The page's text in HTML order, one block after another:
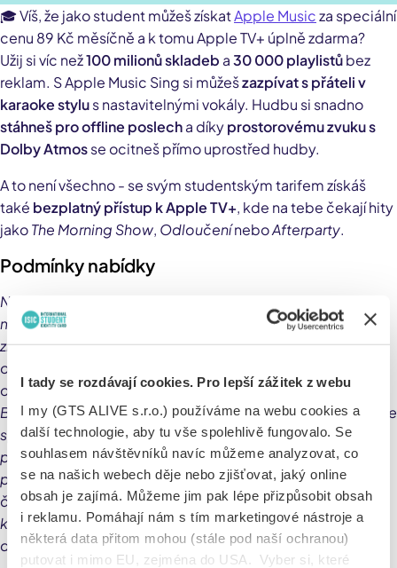
I tady se rozdávají cookies. Pro lepší zážitek z webu
I my (GTS ALIVE s.r.o.) používáme na webu cookies a
další technologie, aby tu vše spolehlivě fungovalo. Se
souhlasem návštěvníků navíc můžeme analyzovat, co
se na našich webech děje nebo zjišťovat, jaký online
obsah je zajímá. Můžeme jim pak lépe přizpůsobit obsah
i reklamu. Pomáhají nám s tím marketingové nástroje a
některá data přitom mohou (stále pod naší ochranou)
putovat i mimo EU, zejména do USA. Vyber si, které
🎓 Víš, že jako student můžeš získatApple Musicza speciální
cenu 89 Kč měsíčně a k tomu Apple TV+ úplně zdarma?
Užij si víc než100 milionů skladeb a30 000 playlistůbez
reklam. S Apple Music Sing si můžešzazpívat s přáteli v
karaoke stylus nastavitelnými vokály. Hudbu si snadno
stáhneš pro offline poslecha díkyprostorovému zvuku s
Dolby Atmosse ocitneš přímo uprostřed hudby.
A to není všechno - se svým studentským tarifem získáš
také bezplatný přístup k Apple TV+, kde na tebe čekají hity
jakoThe Morning Show, OdloučeníneboAfterparty.
Podmínky nabídky
Nabídka se vztahuje jenom na nové předplatné. 89 Kč /
měsíc po vypršení zkušební doby, dokud nedojde ke
zrušení. Pouze pro vysokoškolské studující. Je vyžadováno
ověření a uplatňují se zvláštní podmínky. Jde o časově
omezenou nabídku, která může být kdykoliv ukončena.
Bezplatný přístup k Apple TV+ skončí, jakmile nejsou nadále
splněny podmínky nebo nedojde k obnovení
předplatného Apple Music Student. Nabídka platí pouze
pro ověřené vysokoškolské studující a nevztahuje se na
členy zahrnuté v Rodinném sdílení. Je vyžadován
kompatibilní hardware a software. Ne všechen obsah je k
dispozici v prostorovém zvuku s Dolby Atmos.